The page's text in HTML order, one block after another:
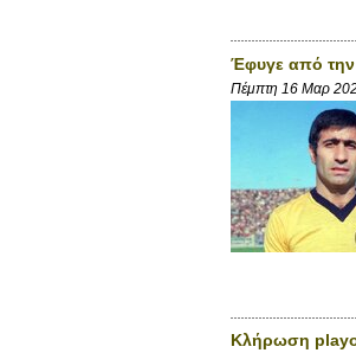
Έφυγε από
Πέμπτη 16 Μαρ
Κλήρωση